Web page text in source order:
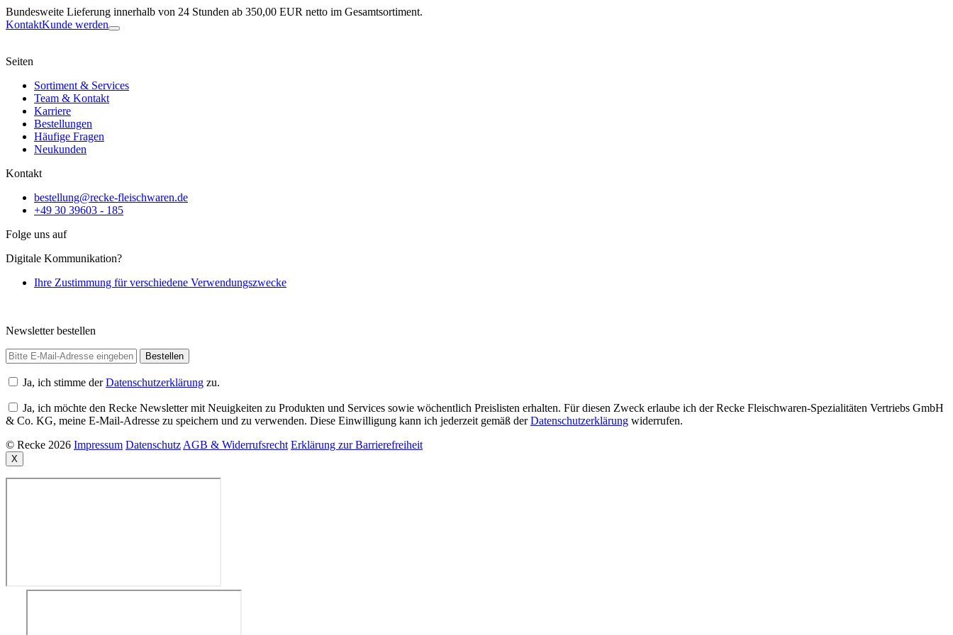
Bundesweite Lieferung innerhalb von 24 Stunden ab 350,00 EUR netto im Gesamtsortiment.
KontaktKunde werden
Seiten
Sortiment & Services
Team & Kontakt
Karriere
Bestellungen
Häufige Fragen
Neukunden
Kontakt
bestellung@recke-fleischwaren.de
+49 30 39603 - 185
Folge uns auf
Digitale Kommunikation?
Ihre Zustimmung für verschiedene Verwendungszwecke
Newsletter bestellen
Ja, ich stimme derDatenschutzerklärung zu.
Ja, ich möchte den Recke Newsletter mit Neuigkeiten zu Produkten und Services sowie wöchentlich Preislisten erhalten. Für diesen Zweck erlaube ich der Recke Fleischwaren-Spezialitäten Vertriebs GmbH
& Co. KG, meine E-Mail-Adresse zu speichern und zu verwenden. Diese Einwilligung kann ich jederzeit gemäß derDatenschutzerklärung widerrufen.
© Recke 2026 Impressum Datenschutz AGB & Widerrufsrecht Erklärung zur Barrierefreiheit
X